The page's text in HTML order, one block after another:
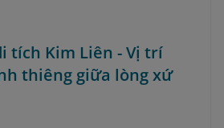
tích Kim Liên - Vị trí
thiêng giữa lòng xứ